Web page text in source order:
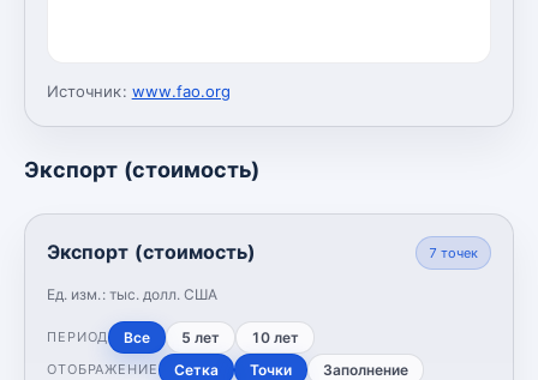
Источник: www.fao.org
Экспорт (стоимость)
Экспорт (стоимость)
Ед. изм.: тыс. долл. США
7 точек
ПЕРИОД Все 5 лет 10 лет
ОТОБРАЖЕНИЕ Сетка Точки Заполнение